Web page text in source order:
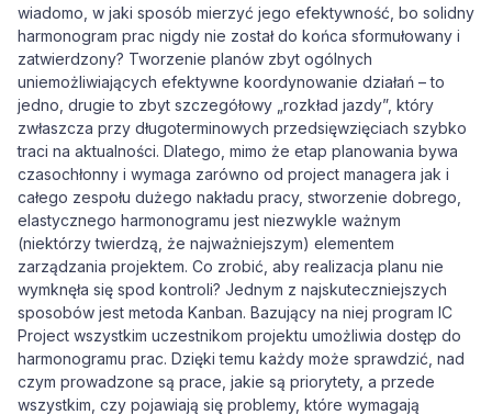
wiadomo, w jaki sposób mierzyć jego efektywność, bo solidny
harmonogram prac nigdy nie został do końca sformułowany i
zatwierdzony? Tworzenie planów zbyt ogólnych
uniemożliwiających efektywne koordynowanie działań – to
jedno, drugie to zbyt szczegółowy „rozkład jazdy”, który
zwłaszcza przy długoterminowych przedsięwzięciach szybko
traci na aktualności. Dlatego, mimo że etap planowania bywa
czasochłonny i wymaga zarówno od project managera jak i
całego zespołu dużego nakładu pracy, stworzenie dobrego,
elastycznego harmonogramu jest niezwykle ważnym
(niektórzy twierdzą, że najważniejszym) elementem
zarządzania projektem. Co zrobić, aby realizacja planu nie
wymknęła się spod kontroli? Jednym z najskuteczniejszych
sposobów jest metoda Kanban. Bazujący na niej program IC
Project wszystkim uczestnikom projektu umożliwia dostęp do
harmonogramu prac. Dzięki temu każdy może sprawdzić, nad
czym prowadzone są prace, jakie są priorytety, a przede
wszystkim, czy pojawiają się problemy, które wymagają